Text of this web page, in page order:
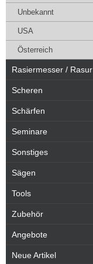
Unbekannt
USA
Österreich
Rasiermesser / Rasur
Scheren
Schärfen
Seminare
Sonstiges
Sägen
Tools
Zubehör
Angebote
Neue Artikel